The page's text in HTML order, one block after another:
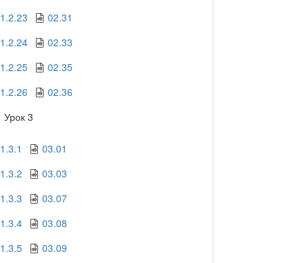
1.2.23
02.31
1.2.24
02.33
1.2.25
02.35
1.2.26
02.36
Урок 3
1.3.1
03.01
1.3.2
03.03
1.3.3
03.07
1.3.4
03.08
1.3.5
03.09